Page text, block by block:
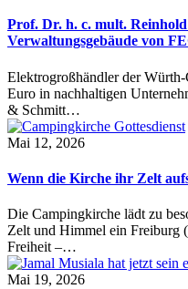
Prof. Dr. h. c. mult.
Verwaltungsgebäude von
Elektrogroßhändler der
Euro in nachhaltigen
& Schmitt…
Mai 12, 2026
Wenn die Kirche ihr Zelt
Die Campingkirche lädt zu
Zelt und Himmel ein Freiburg
Freiheit –…
Mai 19, 2026